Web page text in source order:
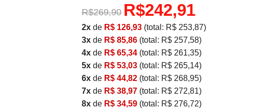
R$269,90 R$242,91
2xde R$ 126,93(total: R$ 253,87)
3xde R$ 85,86(total: R$ 257,58)
4xde R$ 65,34(total: R$ 261,35)
5xde R$ 53,03(total: R$ 265,14)
6xde R$ 44,82(total: R$ 268,95)
7xde R$ 38,97(total: R$ 272,81)
8xde R$ 34,59(total: R$ 276,72)